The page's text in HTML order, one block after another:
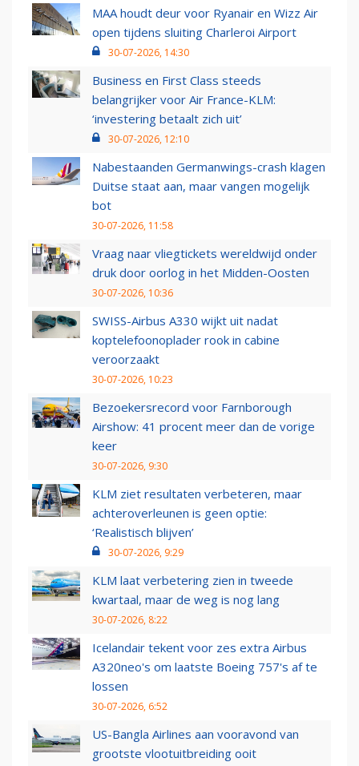
MAA houdt deur voor Ryanair en Wizz Air
open tijdens sluiting Charleroi Airport
30-07-2026, 14:30
Business en First Class steeds
belangrijker voor Air France-KLM:
‘investering betaalt zich uit’
30-07-2026, 12:10
Nabestaanden Germanwings-crash klagen
Duitse staat aan, maar vangen mogelijk
bot
30-07-2026, 11:58
Vraag naar vliegtickets wereldwijd onder
druk door oorlog in het Midden-Oosten
30-07-2026, 10:36
SWISS-Airbus A330 wijkt uit nadat
koptelefoonoplader rook in cabine
veroorzaakt
30-07-2026, 10:23
Bezoekersrecord voor Farnborough
Airshow: 41 procent meer dan de vorige
keer
30-07-2026, 9:30
KLM ziet resultaten verbeteren, maar
achteroverleunen is geen optie:
‘Realistisch blijven’
30-07-2026, 9:29
KLM laat verbetering zien in tweede
kwartaal, maar de weg is nog lang
30-07-2026, 8:22
Icelandair tekent voor zes extra Airbus
A320neo's om laatste Boeing 757's af te
lossen
30-07-2026, 6:52
US-Bangla Airlines aan vooravond van
grootste vlootuitbreiding ooit